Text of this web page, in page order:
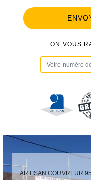
ON VOUS
ARTISAN COUVREUR 95